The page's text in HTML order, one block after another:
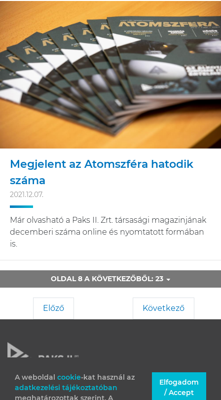
A weboldal cookie-kat használ az
adatkezelési tájékoztatóban
meghatározottak szerint. A
Elfogadom
/ Accept
Megjelent az Atomszféra hatodik
száma
2021.12.07.
Már olvasható a Paks II. Zrt. társasági magazinjának
decemberi száma online és nyomtatott formában
is.
OLDAL 8 A KÖVETKEZŐBŐL: 23
Előző Következő
JOGI INFORMÁCIÓK